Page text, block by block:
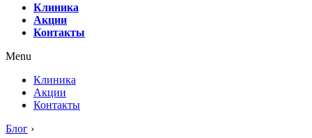
Клиника
Акции
Контакты
Menu
Клиника
Акции
Контакты
Блог ›